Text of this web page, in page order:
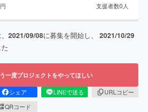
円 支援者数0 人
2021/09/08に募集を開始し、 2021/10/29
一度プロジェクトをやってほしい
シェア LINEで送る
URLコピー
QRコード